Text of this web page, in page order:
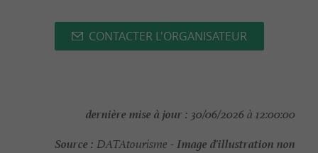
CONTACTER L'ORGANISATEUR
dernière mise à jour : 30/06/2026 à 12:00:00
Source : DATAtourisme -Image d'illustration non